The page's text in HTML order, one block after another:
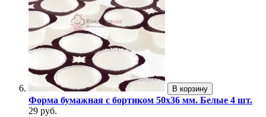
В корзину
Форма бумажная с бортиком 50х36 мм. Белые 4 шт.
29 руб.